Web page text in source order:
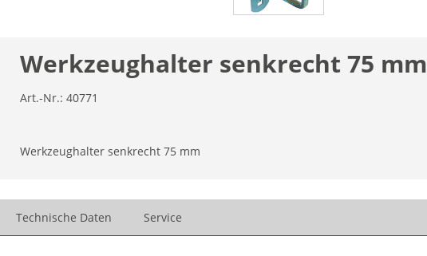
Werkzeughalter senkrecht 75 mm
Art.-Nr.: 40771
Werkzeughalter senkrecht 75 mm
Technische Daten Service